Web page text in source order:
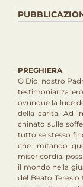
PREGHIERA
O Dio, nostro
testimonianza
ovunque la luce
della carità. Ad
chinato sulle
tutto se stesso
che imitando
misericordia,
il mondo nella
del Beato